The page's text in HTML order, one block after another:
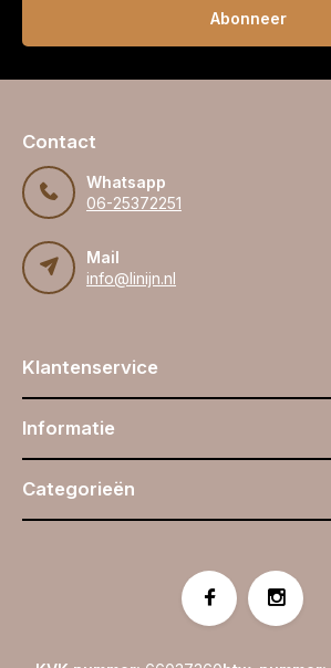
Abonneer
Contact
Whatsapp
06-25372251
Mail
info@linijn.nl
Klantenservice
Informatie
Categorieën